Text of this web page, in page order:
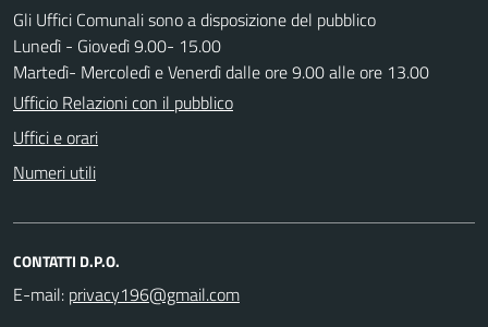
Gli Uffici Comunali sono a disposizione del pubblico
Lunedì - Giovedì 9.00- 15.00
Martedì- Mercoledì e Venerdì dalle ore 9.00 alle ore 13.00
Ufficio Relazioni con il pubblico
Uffici e orari
Numeri utili
CONTATTI D.P.O.
E-mail: